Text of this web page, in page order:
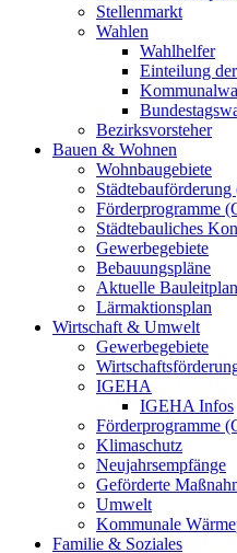
Stellenmarkt
Wahlen
Wahlhelfer
Einteilung
Bezirksvorsteher
Bauen & Wohnen
Wohnbaugebiete
Förderprogramme
Städtebauliches
Gewerbegebiete
Bebauungspläne
Aktuelle
Lärmaktionsplan
Wirtschaft & Umwelt
Gewerbegebiete
IGEHA
IGEHA Infos
Förderprogramme
Klimaschutz
Neujahrsempfänge
Geförderte
Umwelt
Kommunale
Familie & Soziales